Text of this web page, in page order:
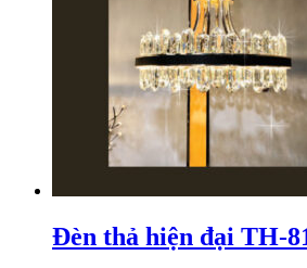
Đèn thả hiện đại TH-